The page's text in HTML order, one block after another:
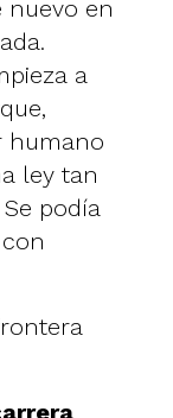
nuevo en
a
humano
ley tan
podía